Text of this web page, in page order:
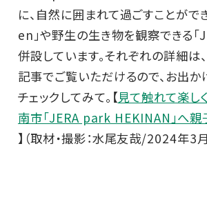
に、自然に囲まれて過ごすことがで
en」や野生の生き物を観察できる
併設しています。それぞれの詳細は
記事でご覧いただけるので、お出か
チェックしてみて。【見て触れて楽し
南市「JERA park HEKINAN」へ親
】（取材・撮影：水尾友哉/2024年3